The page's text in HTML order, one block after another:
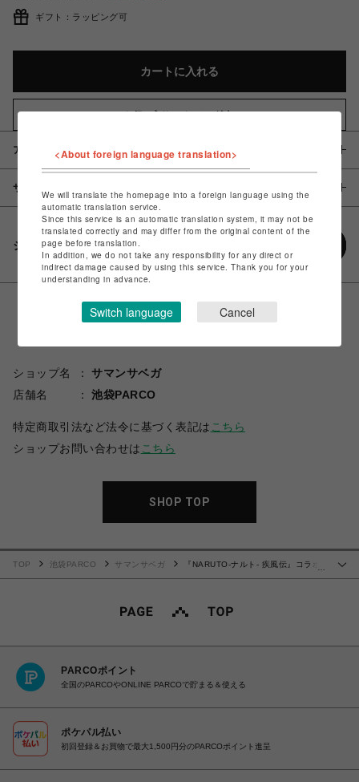
ギフト：ラッピング可
カートに入れる
お気に入りアイテムに追加
アイテム説明 / 素材
サイズ
シェアする
ショップ名
サマンサベガ
店舗名
池袋PARCO
特定商取引法など法令に基づく表記は こちら
ショップお問い合わせは こちら
SHOP TOP
TOP 池袋PARCO サマンサベガ
『NARUTO-ナルト- 疾風伝』コラボ
PARCOポイント
全国のPARCOやONLINE PARCOで貯まる＆使える
ポケパル払い
初回登録＆お買物で最大1,500円分のPARCOポイント進呈
<About foreign language translation>
We will translate the homepage into a foreign language using the
automatic translation service.
Since this service is an automatic translation system, it may not be
translated correctly and may differ from the original content of the
page before translation.
In addition, we do not take any responsibility for any direct or
indirect damage caused by using this service. Thank you for your
understanding in advance.
Switch language Cancel